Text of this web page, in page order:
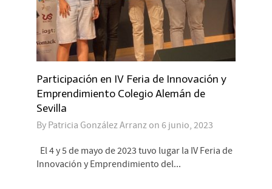
Participación en IV Feria de Innovación y
Emprendimiento Colegio Alemán de
Sevilla
By Patricia González Arranz on 6 junio, 2023
El 4 y 5 de mayo de 2023 tuvo lugar la IV Feria de
Innovación y Emprendimiento del...